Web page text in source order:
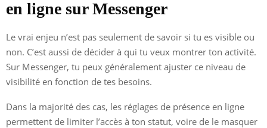
en ligne sur Messenger
Le vrai enjeu n’est pas seulement de savoir si tu es visible ou
non. C’est aussi de décider à qui tu veux montrer ton activité.
Sur Messenger, tu peux généralement ajuster ce niveau de
visibilité en fonction de tes besoins.
Dans la majorité des cas, les réglages de présence en ligne
permettent de limiter l’accès à ton statut, voire de le masquer